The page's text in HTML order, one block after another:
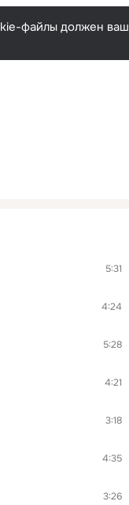
файлы должен ваш
5:31
4:24
5:28
4:21
3:18
4:35
3:26